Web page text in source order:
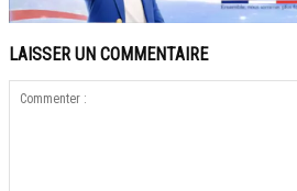
LAISSER UN COMMENTAIRE